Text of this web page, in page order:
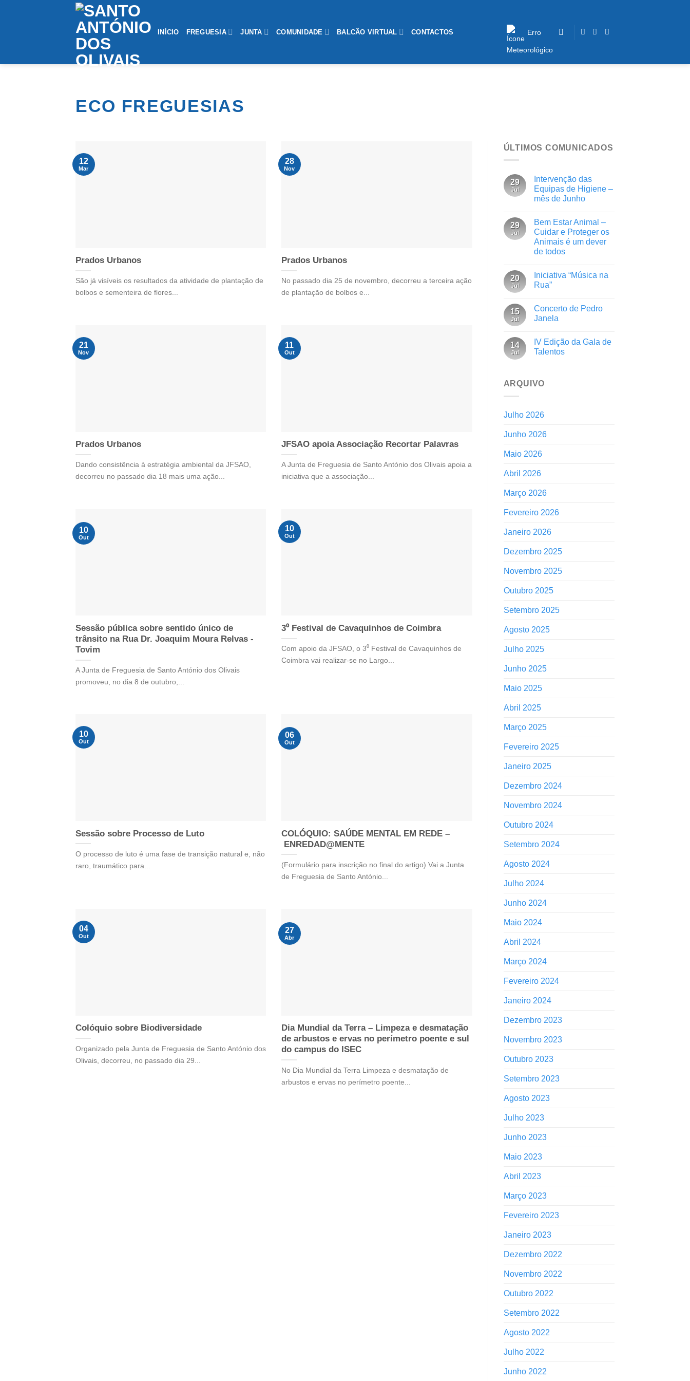
INÍCIO FREGUESIA JUNTA COMUNIDADE BALCÃO VIRTUAL CONTACTOS Erro
ECO FREGUESIAS
Prados Urbanos
São já visíveis os resultados da atividade de plantação de
bolbos e sementeira de flores...
12
Mar
Prados Urbanos
No passado dia 25 de novembro, decorreu a terceira ação
de plantação de bolbos e...
28
Nov
Prados Urbanos
Dando consistência à estratégia ambiental da JFSAO,
decorreu no passado dia 18 mais uma ação...
21
Nov
JFSAO apoia Associação Recortar Palavras
A Junta de Freguesia de Santo António dos Olivais apoia a
iniciativa que a associação...
11
Out
Sessão pública sobre sentido único de
trânsito na Rua Dr. Joaquim Moura Relvas -
Tovim
A Junta de Freguesia de Santo António dos Olivais
promoveu, no dia 8 de outubro,...
10
Out
3⁰ Festival de Cavaquinhos de Coimbra
Com apoio da JFSAO, o 3⁰ Festival de Cavaquinhos de
Coimbra vai realizar-se no Largo...
10
Out
Sessão sobre Processo de Luto
O processo de luto é uma fase de transição natural e, não
raro, traumático para...
10
Out
COLÓQUIO: SAÚDE MENTAL EM REDE –
ENREDAD@MENTE
(Formulário para inscrição no final do artigo) Vai a Junta
de Freguesia de Santo António...
06
Out
Colóquio sobre Biodiversidade
Organizado pela Junta de Freguesia de Santo António dos
Olivais, decorreu, no passado dia 29...
04
Out
Dia Mundial da Terra – Limpeza e desmatação
de arbustos e ervas no perímetro poente e sul
do campus do ISEC
No Dia Mundial da Terra Limpeza e desmatação de
arbustos e ervas no perímetro poente...
27
Abr
ÚLTIMOS COMUNICADOS
29
Jul
Intervenção das
Equipas de Higiene –
mês de Junho
29
Jul
Bem Estar Animal –
Cuidar e Proteger os
Animais é um dever
de todos
20
Jul
Iniciativa “Música na
Rua”
15
Jul
Concerto de Pedro
Janela
14
Jul
IV Edição da Gala de
Talentos
ARQUIVO
Julho 2026
Junho 2026
Maio 2026
Abril 2026
Março 2026
Fevereiro 2026
Janeiro 2026
Dezembro 2025
Novembro 2025
Outubro 2025
Setembro 2025
Agosto 2025
Julho 2025
Junho 2025
Maio 2025
Abril 2025
Março 2025
Fevereiro 2025
Janeiro 2025
Dezembro 2024
Novembro 2024
Outubro 2024
Setembro 2024
Agosto 2024
Julho 2024
Junho 2024
Maio 2024
Abril 2024
Março 2024
Fevereiro 2024
Janeiro 2024
Dezembro 2023
Novembro 2023
Outubro 2023
Setembro 2023
Agosto 2023
Julho 2023
Junho 2023
Maio 2023
Abril 2023
Março 2023
Fevereiro 2023
Janeiro 2023
Dezembro 2022
Novembro 2022
Outubro 2022
Setembro 2022
Agosto 2022
Julho 2022
Junho 2022